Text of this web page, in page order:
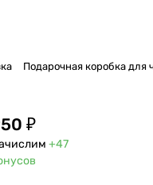
Подарочная коробка для
₽
+47